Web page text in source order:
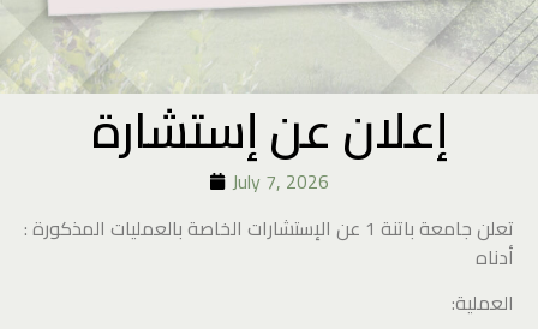
إعلان عن إستشارة
July 7, 2026
: تعلن جامعة باتنة 1 عن الإستشارات الخاصة بالعمليات المذكورة
أدناه
:العملية